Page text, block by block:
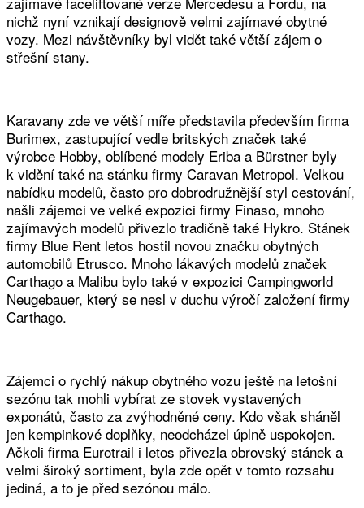
nichž nyní vznikají designově velmi zajímavé obytné
vozy. Mezi návštěvníky byl vidět také větší zájem o
střešní stany.
Karavany zde ve větší míře představila především firma
Burimex, zastupující vedle britských značek také
výrobce Hobby, oblíbené modely Eriba a Bürstner byly
k vidění také na stánku firmy Caravan Metropol. Velkou
nabídku modelů, často pro dobrodružnější styl cestování,
našli zájemci ve velké expozici firmy Finaso, mnoho
zajímavých modelů přivezlo tradičně také Hykro. Stánek
firmy Blue Rent letos hostil novou značku obytných
automobilů Etrusco. Mnoho lákavých modelů značek
Carthago a Malibu bylo také v expozici Campingworld
Neugebauer, který se nesl v duchu výročí založení firmy
Carthago.
Zájemci o rychlý nákup obytného vozu ještě na letošní
sezónu tak mohli vybírat ze stovek vystavených
exponátů, často za zvýhodněné ceny. Kdo však sháněl
jen kempinkové doplňky, neodcházel úplně uspokojen.
Ačkoli firma Eurotrail i letos přivezla obrovský stánek a
velmi široký sortiment, byla zde opět v tomto rozsahu
jediná, a to je před sezónou málo.